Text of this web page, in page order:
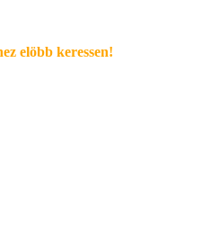
elöbb keressen!